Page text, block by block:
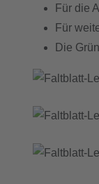
Für die
Für
Die